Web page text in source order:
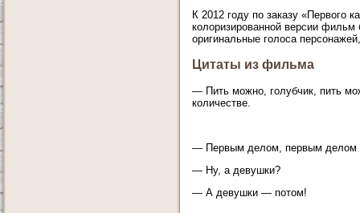
К 2012 году по заказу «Первого
колоризированной версии
оригинальные голоса
Цитаты из фильма
— Пить можно, голубчик, пить
количестве.
— Первым делом, первым
— Ну, а девушки?
— А девушки — потом!